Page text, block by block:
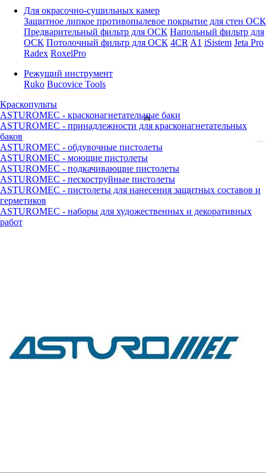
Для окрасочно-сушильных камер
Защитное липкое противопылевое покрытие для стен ОСК
Предварительный фильтр для ОСК Напольный фильтр для
ОСК Потолочный фильтр для ОСК 4CR A1 iSistem Jeta Pro
Radex RoxelPro
Режущий инструмент
Ruko Bucovice Tools
Краскопульты
ASTUROMEC - красконагнетательные баки
ASTUROMEC - принадлежности для красконагнетательных
баков
ASTUROMEC - обдувочные пистолеты
ASTUROMEC - моющие пистолеты
ASTUROMEC - подкачивающие пистолеты
ASTUROMEC - пескоструйные пистолеты
ASTUROMEC - пистолеты для нанесения защитных составов и
герметиков
ASTUROMEC - наборы для художественных и декоративных
работ